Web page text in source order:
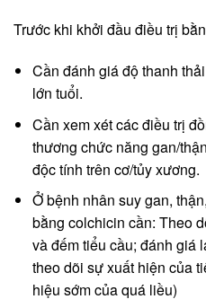
Trước khi khởi đầu điều trị
Cần đánh giá độ thanh
lớn tuổi.
Cần xem xét các điều trị
thương chức năng gan/
độc tính trên cơ/tủy xương.
Ở bệnh nhân suy gan,
bằng colchicin cần: Theo
và đếm tiểu cầu; đánh giá
theo dõi sự xuất hiện của
hiệu sớm của quá liều)